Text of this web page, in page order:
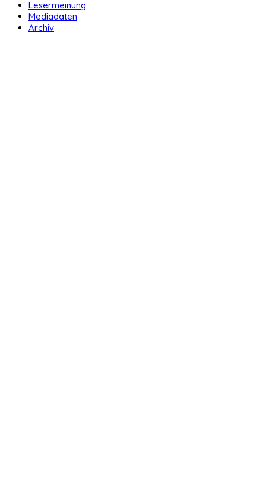
Lesermeinung
Mediadaten
Archiv